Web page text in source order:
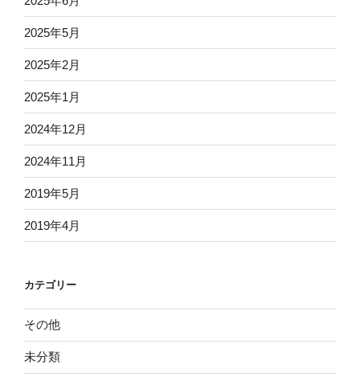
2025年5月
2025年2月
2025年1月
2024年12月
2024年11月
2019年5月
2019年4月
カテゴリー
その他
未分類